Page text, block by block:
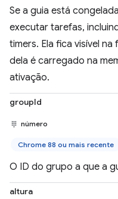
Se a guia está
executar tarefas,
timers. Ela fica visível
dela é carregado na
ativação.
groupId
número
Chrome 88 ou mais recente
O ID do grupo a que a
altura